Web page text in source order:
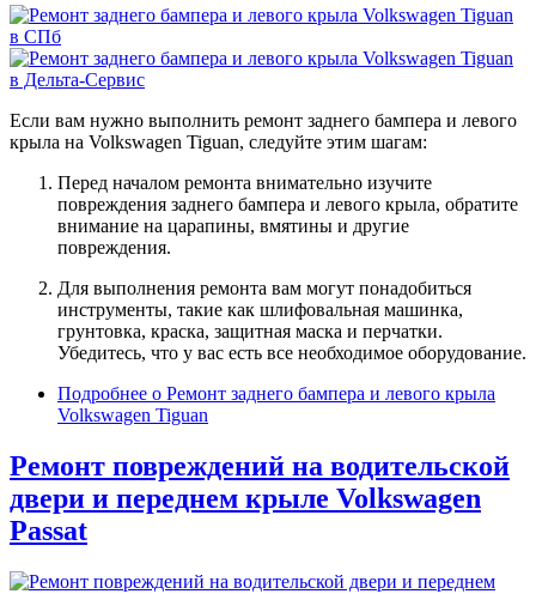
Если вам нужно выполнить ремонт заднего бампера и левого
крыла на Volkswagen Tiguan, следуйте этим шагам:
Перед началом ремонта внимательно изучите
повреждения заднего бампера и левого крыла, обратите
внимание на царапины, вмятины и другие
повреждения.
Для выполнения ремонта вам могут понадобиться
инструменты, такие как шлифовальная машинка,
грунтовка, краска, защитная маска и перчатки.
Убедитесь, что у вас есть все необходимое оборудование.
Подробнее о Ремонт заднего бампера и левого крыла
Volkswagen Tiguan
Ремонт повреждений на водительской
двери и переднем крыле Volkswagen
Passat